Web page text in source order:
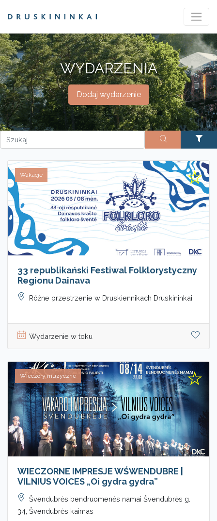
WYDARZENIA
Dodaj wydarzenie
Wakacje
33 republikański Festiwal Folklorystyczny
Regionu Dainava
Różne przestrzenie w Druskiennikach Druskininkai
Wydarzenie w toku
Wieczory muzyczne
WIECZORNE IMPRESJE WŚWENDUBRE |
VILNIUS VOICES „Oi gydra gydra”
Švendubrės bendruomenės namai Švendubrės g.
34, Švendubrės kaimas